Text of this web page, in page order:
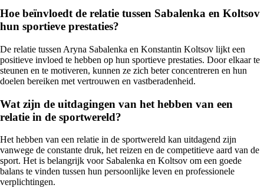
Hoe beïnvloedt de relatie tussen Sabalenka en Koltsov
hun sportieve prestaties?
De relatie tussen Aryna Sabalenka en Konstantin Koltsov lijkt een
positieve invloed te hebben op hun sportieve prestaties. Door elkaar te
steunen en te motiveren, kunnen ze zich beter concentreren en hun
doelen bereiken met vertrouwen en vastberadenheid.
Wat zijn de uitdagingen van het hebben van een
relatie in de sportwereld?
Het hebben van een relatie in de sportwereld kan uitdagend zijn
vanwege de constante druk, het reizen en de competitieve aard van de
sport. Het is belangrijk voor Sabalenka en Koltsov om een goede
balans te vinden tussen hun persoonlijke leven en professionele
verplichtingen.